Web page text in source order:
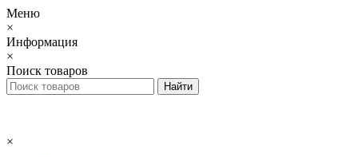
Меню
×
Информация
×
Поиск товаров
×